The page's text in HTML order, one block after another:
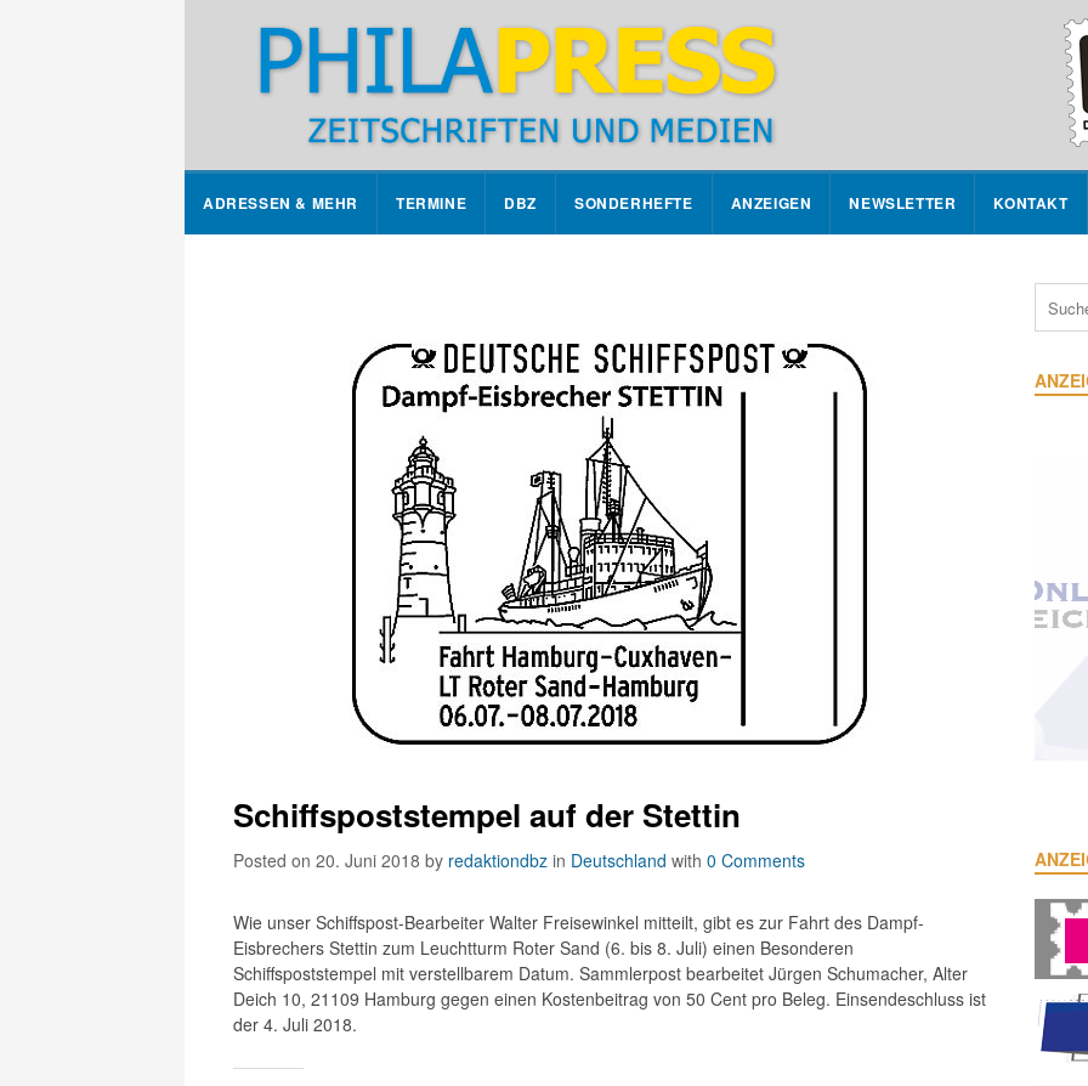
ADRESSEN & MEHR TERMINE DBZ SONDERHEFTE ANZEIGEN NEWSLETTER KONTAKT
Schiffspoststempel auf der Stettin
Posted on 20. Juni 2018 by redaktiondbz in Deutschland with 0 Comments
Wie unser Schiffspost-Bearbeiter Walter Freisewinkel mitteilt, gibt es zur Fahrt des Dampf-
Eisbrechers Stettin zum Leuchtturm Roter Sand (6. bis 8. Juli) einen Besonderen
Schiffspoststempel mit verstellbarem Datum. Sammlerpost bearbeitet Jürgen Schumacher, Alter
Deich 10, 21109 Hamburg gegen einen Kostenbeitrag von 50 Cent pro Beleg. Einsendeschluss ist
der 4. Juli 2018.